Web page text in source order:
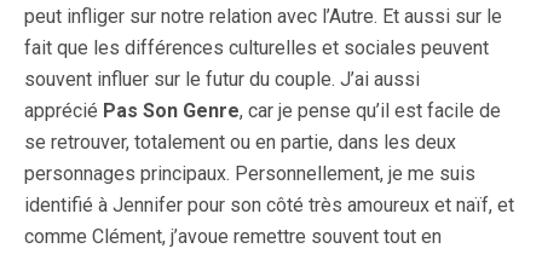
peut infliger sur notre relation avec l’Autre. Et aussi sur le
fait que les différences culturelles et sociales peuvent
souvent influer sur le futur du couple. J’ai aussi
apprécié Pas Son Genre, car je pense qu’il est facile de
se retrouver, totalement ou en partie, dans les deux
personnages principaux. Personnellement, je me suis
identifié à Jennifer pour son côté très amoureux et naïf, et
comme Clément, j’avoue remettre souvent tout en